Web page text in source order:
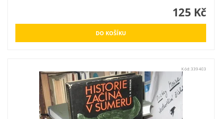
125 Kč
Kód: 339403